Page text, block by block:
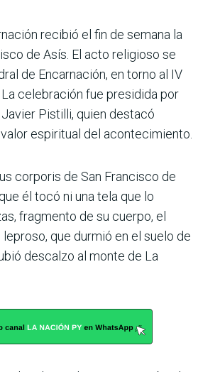
recibió el fin de semana la
de Asís. El acto religioso se
de Encarnación, en torno al IV
celebración fue pre­sidida por
Pistilli, quien destacó
espiritual del acon­tecimiento.
corporis de San Francisco de
él tocó ni una tela que lo
fragmento de su cuerpo, el
que durmió en el suelo de
descalzo al monte de La